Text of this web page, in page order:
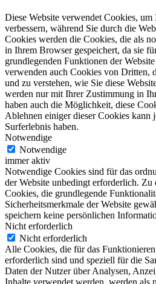
Diese Website verwendet Cookies,
verbessern, während Sie durch die
Cookies werden die Cookies, die als
in Ihrem Browser gespeichert, da sie
grundlegenden Funktionen der
verwenden auch Cookies von Dritten,
und zu verstehen, wie Sie diese
werden nur mit Ihrer Zustimmung in
haben auch die Möglichkeit, diese
Ablehnen einiger dieser Cookies
Surferlebnis haben.
Notwendige
Notwendige
immer aktiv
Notwendige Cookies sind für das
der Website unbedingt erforderlich. Zu
Cookies, die grundlegende
Sicherheitsmerkmale der Website
speichern keine persönlichen
Nicht erforderlich
Nicht erforderlich
Alle Cookies, die für das
erforderlich sind und speziell für die
Daten der Nutzer über Analysen,
Inhalte verwendet werden, werden als